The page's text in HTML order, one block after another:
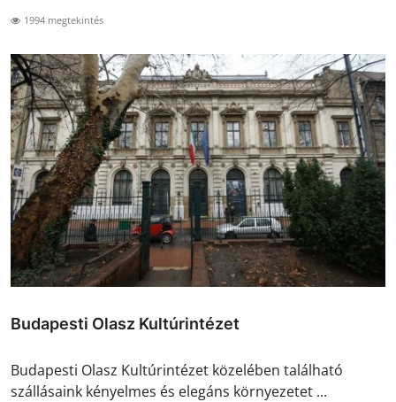
1994 megtekintés
Budapesti Olasz Kultúrintézet
Budapesti Olasz Kultúrintézet közelében található
szállásaink kényelmes és elegáns környezetet ...